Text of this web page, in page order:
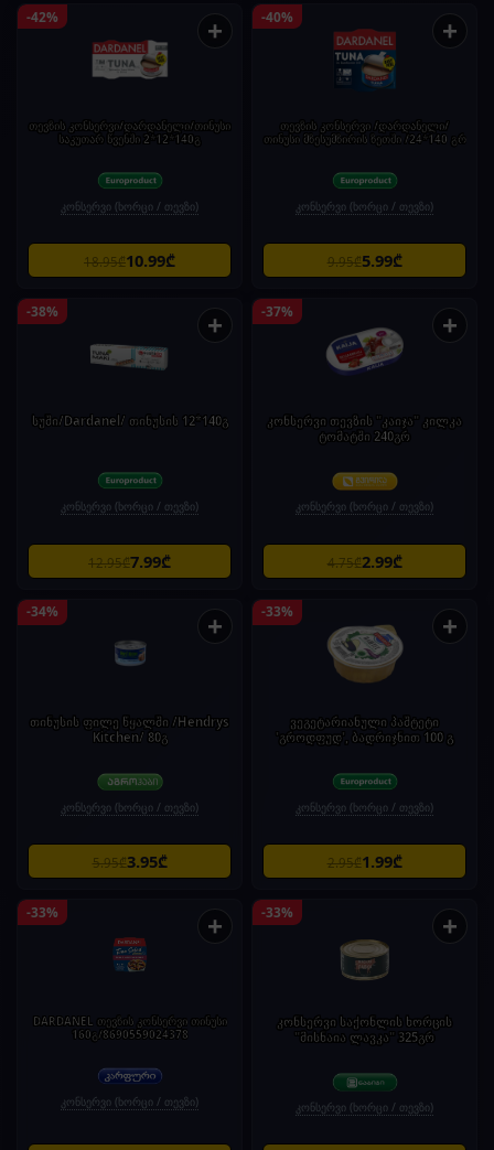
-42% +
თევზის კონსერვი/დარდანელი/თინუსი
საკუთარ წვენში 2*12*140გ
კონსერვი (ხორცი / თევზი)
18.95₾10.99₾
-40% +
თევზის კონსერვი /დარდანელი/
თინუსი მზესუმზირის ზეთში /24*140 გრ
კონსერვი (ხორცი / თევზი)
9.95₾5.99₾
-38% +
სუში/Dardanel/ თინუსის 12*140გ
კონსერვი (ხორცი / თევზი)
12.95₾7.99₾
-37% +
კონსერვი თევზის "კაიჯა" კილკა
ტომატში 240გრ
კონსერვი (ხორცი / თევზი)
4.75₾2.99₾
-34% +
თინუსის ფილე წყალში /Hendrys
Kitchen/ 80გ
კონსერვი (ხორცი / თევზი)
5.95₾3.95₾
-33% +
ვეგეტარიანული პაშტეტი
'გროდფუდ', ბადრიჯნით 100 გ
კონსერვი (ხორცი / თევზი)
2.95₾1.99₾
-33% +
DARDANEL თევზის კონსერვი თინუსი
160გ/8690559024378
კონსერვი (ხორცი / თევზი)
-33% +
კონსერვი საქონლის ხორცის
"მისნაია ლავკა" 325გრ
კონსერვი (ხორცი / თევზი)